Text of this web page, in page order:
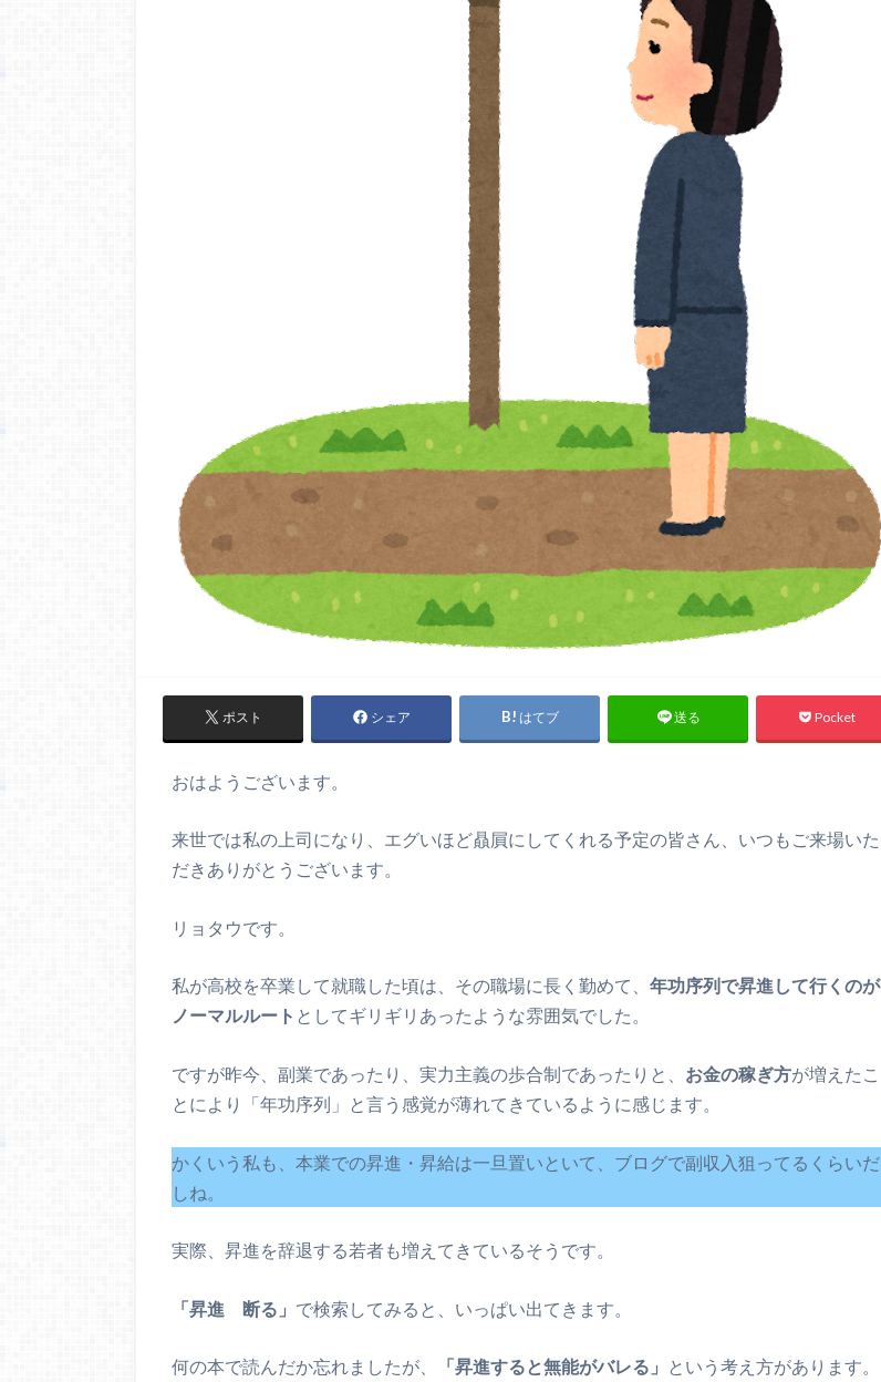
ポスト シェア はてブ 送る Pocket
おはようございます。
来世では私の上司になり、エグいほど贔屓にしてくれる予定の皆さん、いつもご来場いた
だきありがとうございます。
リョタウです。
私が高校を卒業して就職した頃は、その職場に長く勤めて、 年功序列で昇進して行くのが
ノーマルルート としてギリギリあったような雰囲気でした。
ですが昨今、副業であったり、実力主義の歩合制であったりと、 お金の稼ぎ方が増えたこ
とにより「年功序列」と言う感覚が薄れてきているように感じます。
かくいう私も、本業での昇進・昇給は一旦置いといて、ブログで副収入狙ってるくらいだ
しね。
実際、昇進を辞退する若者も増えてきているそうです。
「昇進 断る」 で検索してみると、いっぱい出てきます。
何の本で読んだか忘れましたが、 「昇進すると無能がバレる」 という考え方があります。